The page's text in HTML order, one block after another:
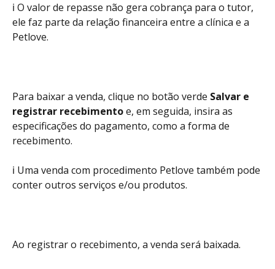
ℹ️ O valor de repasse não gera cobrança para o tutor,
ele faz parte da relação financeira entre a clínica e a
Petlove.
Para baixar a venda, clique no botão verde Salvar e
registrar recebimento e, em seguida, insira as
especificações do pagamento, como a forma de
recebimento.
ℹ️ Uma venda com procedimento Petlove também pode
conter outros serviços e/ou produtos.
Ao registrar o recebimento, a venda será baixada.